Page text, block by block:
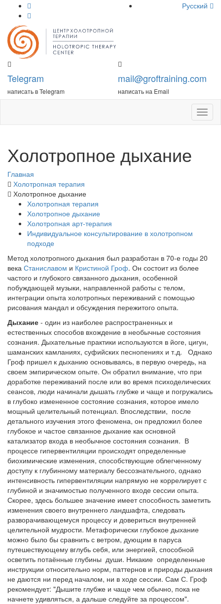
Русский
Telegram
написать в Telegram
mail@groftraining.com
написать на Email
меню
Холотропное дыхание
Главная
Холотропная терапия
Холотропное дыхание
Холотропная терапия
Холотропное дыхание
Холотропная арт-терапия
Индивидуальное консультирование в холотропном
подходе
Метод холотропного дыхания был разработан в 70-е годы 20
века Станиславом и Кристиной Гроф. Он состоит из более
частого и глубокого связанного дыхания, особенной
побуждающей музыки, направленной работы с телом,
интеграции опыта холотропных переживаний с помощью
рисования мандал и обсуждения пережитого опыта.
Дыхание - один из наиболее распространенных и
естественных способов вхождение в необычные состояния
сознания. Дыхательные практики используются в йоге, цигун,
шаманских камланиях, суфийских песнопениях и т.д. Однако
Гроф пришел к дыханию основываясь, в первую очередь, на
своем эмпирическом опыте. Он обратил внимание, что при
доработке переживаний после или во время психоделических
сеансов, люди начинали дышать глубже и чаще и погружались
в глубоко измененное состояние сознания, которое имело
мощный целительный потенциал. Впоследствии, после
детального изучения этого феномена, он предложил более
глубокое и частое связанное дыхание как основной
катализатор входа в необычное состояния сознания. В
процессе гипервентиляции происходят определенные
биохимические изменения, способствующие облегченному
доступу к глубинному материалу бессознательного, однако
интенсивность гипервентиляции напрямую не коррелирует с
глубиной и значимостью полученного входе сессии опыта.
Скорее, здесь большее значение имеет способность заметить
изменения своего внутреннего ландшафта, следовать
разворачивающемуся процессу и довериться внутренней
целительной мудрости. Метафорически глубокое дыхание
можно было бы сравнить с ветром, дующим в паруса
путешествующему вглубь себя, или энергией, способной
осветить потаённые глубины души. Никакие определенные
инструкции относительно норм, паттернов и природы дыхания
не даются ни перед началом, ни в ходе сессии. Сам С. Гроф
рекомендует: "Дышите глубже и чаще чем обычно, пока не
начнете удивляться, а дальше следуйте за процессом".